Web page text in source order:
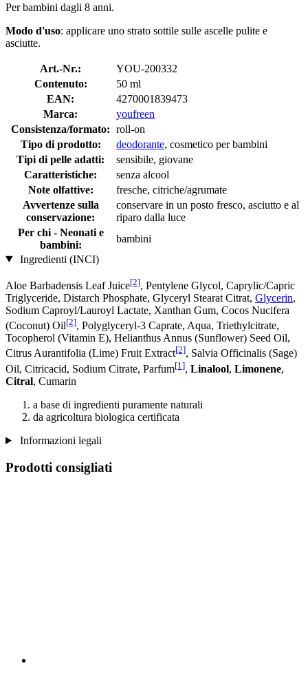
Per bambini dagli 8 anni.
Modo d'uso: applicare uno strato sottile sulle ascelle pulite e
asciutte.
Art.-Nr.:
YOU-200332
Contenuto:
50 ml
EAN:
4270001839473
Marca:
youfreen
Consistenza/formato: roll-on
Tipo di prodotto:
deodorante, cosmetico per bambini
Tipi di pelle adatti:
sensibile, giovane
Caratteristiche:
senza alcool
Note olfattive:
fresche, citriche/agrumate
Avvertenze sulla
conservazione:
conservare in un posto fresco, asciutto e al
riparo dalla luce
Per chi - Neonati e
bambini:
bambini
Ingredienti (INCI)
Aloe Barbadensis Leaf Juice[2], Pentylene Glycol, Caprylic/Capric
Triglyceride, Distarch Phosphate, Glyceryl Stearat Citrat, Glycerin,
Sodium Caproyl/Lauroyl Lactate, Xanthan Gum, Cocos Nucifera
(Coconut) Oil[2], Polyglyceryl-3 Caprate, Aqua, Triethylcitrate,
Tocopherol (Vitamin E), Helianthus Annus (Sunflower) Seed Oil,
Citrus Aurantifolia (Lime) Fruit Extract[2], Salvia Officinalis (Sage)
Oil, Citricacid, Sodium Citrate, Parfum[1], Linalool, Limonene,
Citral, Cumarin
a base di ingredienti puramente naturali
da agricoltura biologica certificata
Informazioni legali
Prodotti consigliati